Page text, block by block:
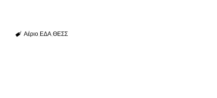
Αέριο ΕΔΑ ΘΕΣΣ